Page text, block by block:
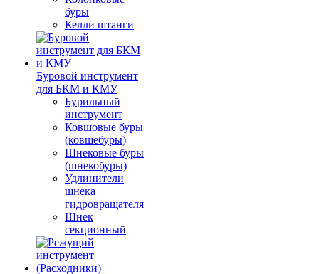
буры
Келли штанги
Буровой инструмент
для БКМ и КМУ
Бурильный
инструмент
Ковшовые буры
(ковшебуры)
Шнековые буры
(шнекобуры)
Удлинители
шнека
гидровращателя
Шнек
секционный